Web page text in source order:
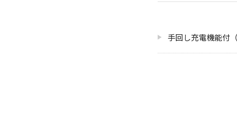
手回し充電機能付（